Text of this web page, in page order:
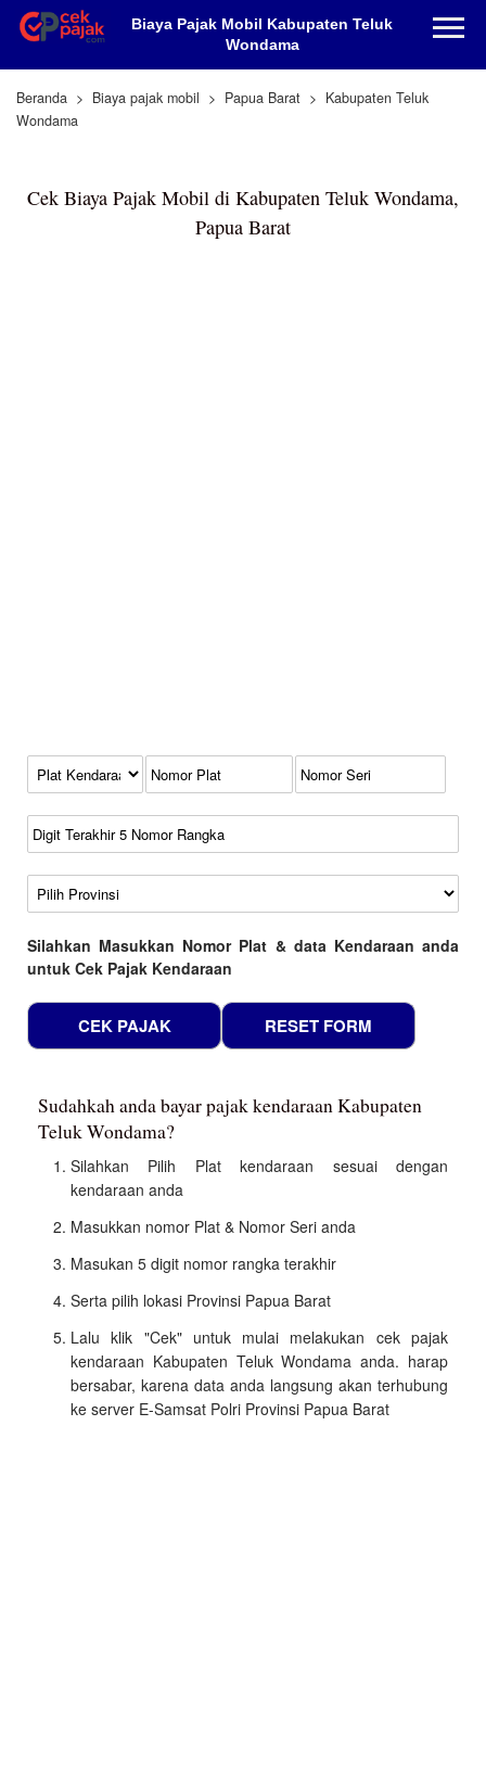
Biaya Pajak Mobil Kabupaten Teluk
Wondama
Beranda Biaya pajak mobil Papua Barat
Kabupaten Teluk
Wondama
Cek Biaya Pajak Mobil di Kabupaten Teluk Wondama,
Papua Barat
Kode Plat Kendaraan
No Plat
No Seri
No Rangka
Wilayah
Silahkan Masukkan Nomor Plat & data Kendaraan anda
untuk Cek Pajak Kendaraan
Sudahkah anda bayar pajak kendaraan Kabupaten
Teluk Wondama?
Silahkan Pilih Plat kendaraan sesuai dengan
kendaraan anda
Masukkan nomor Plat & Nomor Seri anda
Masukan 5 digit nomor rangka terakhir
Serta pilih lokasi Provinsi Papua Barat
Lalu klik "Cek" untuk mulai melakukan cek pajak
kendaraan Kabupaten Teluk Wondama anda. harap
bersabar, karena data anda langsung akan terhubung
ke server E-Samsat Polri Provinsi Papua Barat